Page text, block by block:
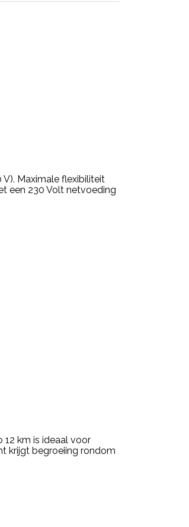
Maximale flexibiliteit
een 230 Volt netvoeding
12 km is ideaal voor
krijgt begroeiing rondom